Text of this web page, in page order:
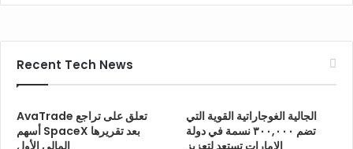
Recent Tech News
AvaTrade تعلق على تراجع
أسهم SpaceX بعد تقريرها
المالي الأول
الجالية الغوجاراتية القوية التي
تضم ٣٠٠,٠٠٠ نسمة في دولة
الإمارات تستعد لتعزيز